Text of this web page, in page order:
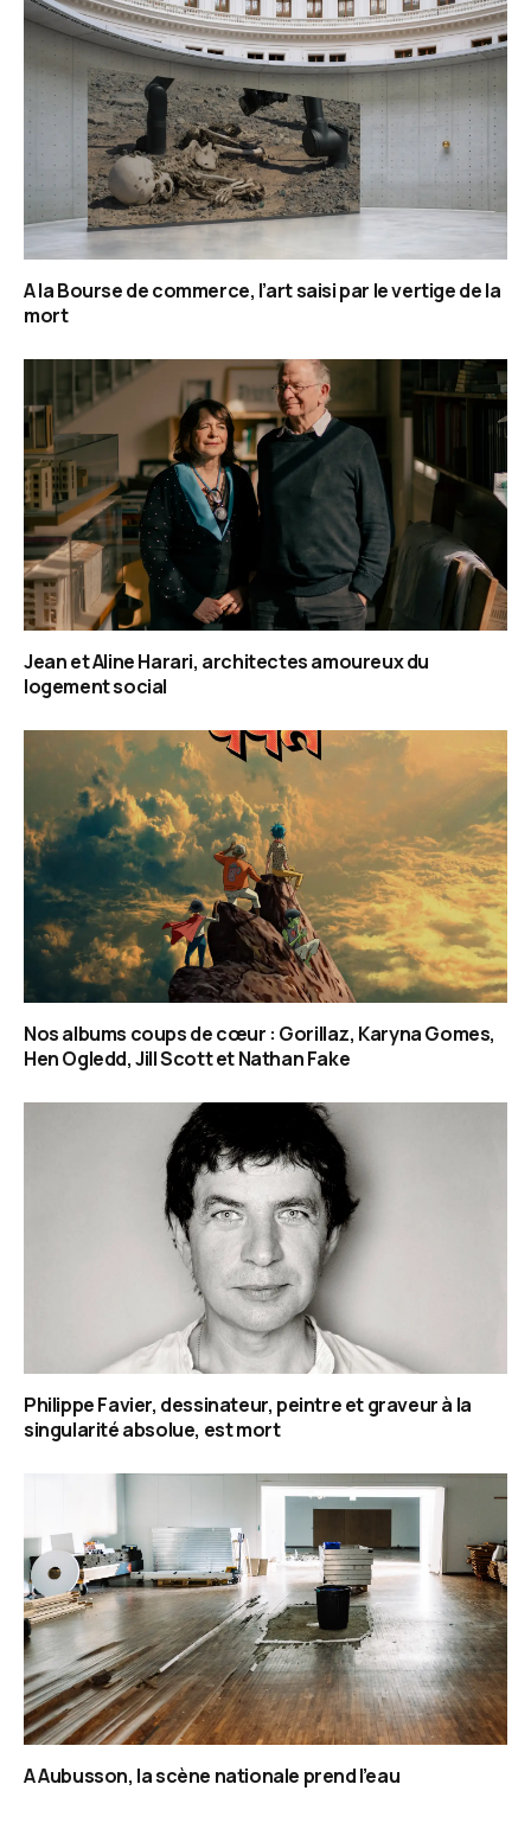
A la Bourse de commerce, l’art saisi par le vertige de la
mort
Jean et Aline Harari, architectes amoureux du
logement social
Nos albums coups de cœur : Gorillaz, Karyna Gomes,
Hen Ogledd, Jill Scott et Nathan Fake
Philippe Favier, dessinateur, peintre et graveur à la
singularité absolue, est mort
A Aubusson, la scène nationale prend l’eau